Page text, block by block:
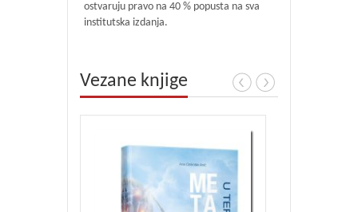
ostvaruju pravo na 40 % popusta na sva
institutska izdanja.
Vezane knjige